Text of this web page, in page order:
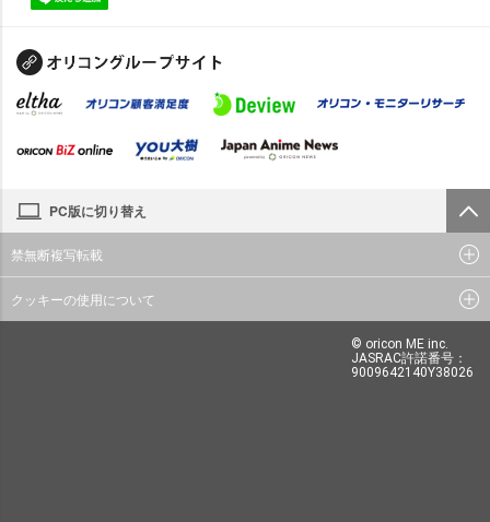
PC版に切り替え
禁無断複写転載
クッキーの使用について
© oricon ME inc.
JASRAC許諾番号：
9009642140Y38026